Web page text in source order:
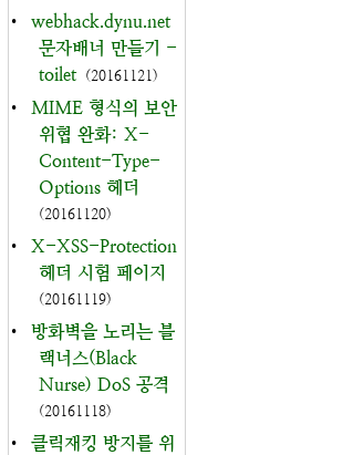
•
webhack.dynu.net
문자배너 만들기 -
toilet (20161121)
•
MIME 형식의 보안
위협 완화: X-
Content-Type-
Options 헤더
(20161120)
•
X-XSS-Protection
헤더 시험 페이지
(20161119)
•
방화벽을 노리는 블
랙너스(Black
Nurse) DoS 공격
(20161118)
•
클릭재킹 방지를 위